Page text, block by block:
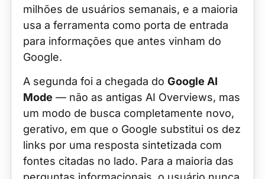
milhões de usuários semanais, e a maioria
usa a ferramenta como porta de entrada
para informações que antes vinham do
Google.
A segunda foi a chegada do Google AI
Mode — não as antigas AI Overviews, mas
um modo de busca completamente novo,
gerativo, em que o Google substitui os dez
links por uma resposta sintetizada com
fontes citadas no lado. Para a maioria das